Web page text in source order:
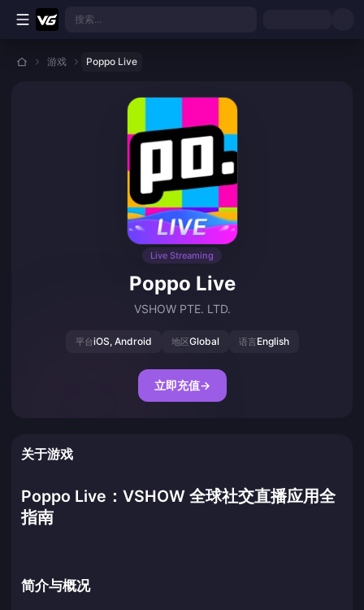
跳转至主要内容
搜索...
游戏 Poppo Live
Live Streaming
Poppo Live
VSHOW PTE. LTD.
平台iOS, Android 地区Global 语言English
立即充值→
关于游戏
Poppo Live：VSHOW 全球社交直播应用全
指南
简介与概况